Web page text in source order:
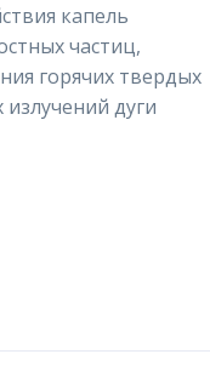
капель
частиц,
горячих твердых
дуги